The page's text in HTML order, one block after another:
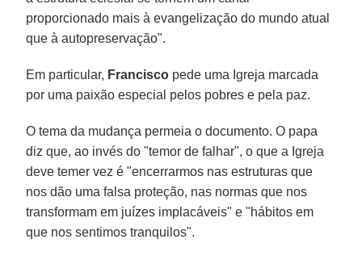
proporcionado mais à evangelização do mundo atual
que à autopreservação".
Em particular, Francisco pede uma Igreja marcada
por uma paixão especial pelos pobres e pela paz.
O tema da mudança permeia o documento. O papa
diz que, ao invés do "temor de falhar", o que a Igreja
deve temer vez é "encerrarmos nas estruturas que
nos dão uma falsa proteção, nas normas que nos
transformam em juízes implacáveis" e "hábitos em
que nos sentimos tranquilos".